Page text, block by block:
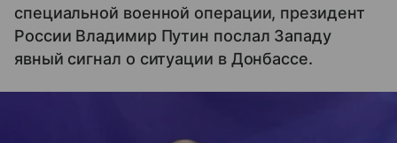
специальной военной операции, президент
России Владимир Путин послал Западу
явный сигнал о ситуации в Донбассе.